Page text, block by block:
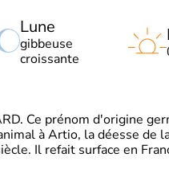
Lune
gibbeuse
croissante
Ce prénom d'origine
à Artio, la déesse de
Il refait surface en